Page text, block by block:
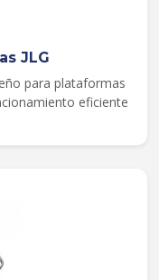
JLG
para plataformas
eficiente